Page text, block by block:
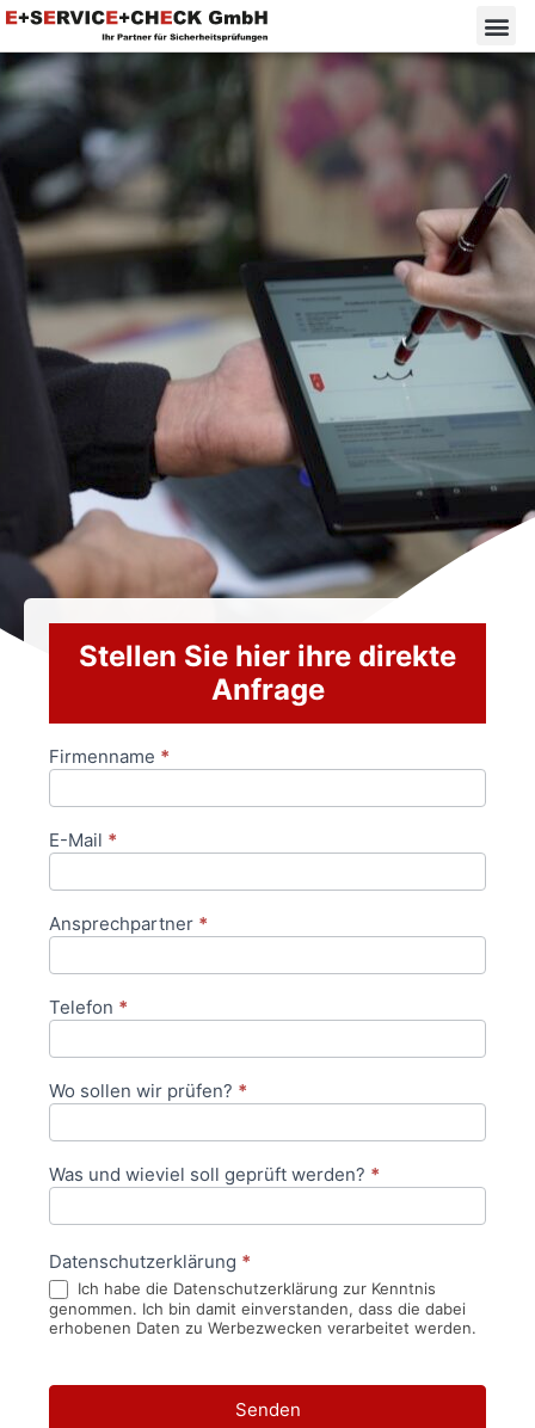
Stellen Sie hier ihre direkte
Anfrage
Anfrageformular
Firmenname *
E-Mail *
Ansprechpartner *
Telefon *
Wo sollen wir prüfen? *
Was und wieviel soll geprüft werden? *
Datenschutzerklärung *
Ich habe die Datenschutzerklärung zur Kenntnis
genommen. Ich bin damit einverstanden, dass die dabei
erhobenen Daten zu Werbezwecken verarbeitet werden.
Senden